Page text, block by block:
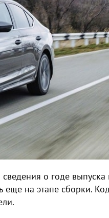
о годе выпуска
еще на этапе сборки.